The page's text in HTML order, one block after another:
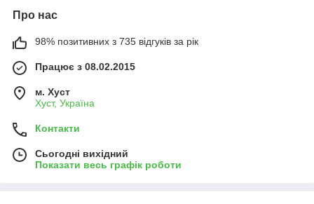
Про нас
98% позитивних з 735 відгуків за рік
Працює з 08.02.2015
м. Хуст
Хуст, Україна
Контакти
Сьогодні вихідний
Показати весь графік роботи